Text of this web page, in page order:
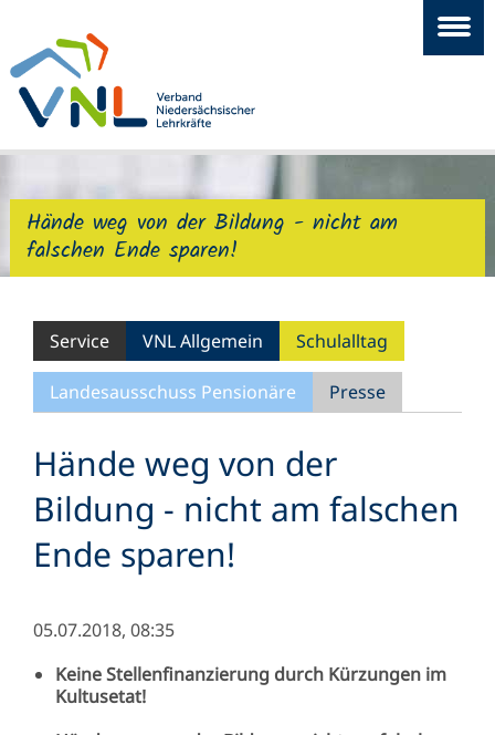
Hände weg von der Bildung - nicht am
falschen Ende sparen!
Service VNL Allgemein Schulalltag
Landesausschuss Pensionäre Presse
Hände weg von der
Bildung - nicht am falschen
Ende sparen!
05.07.2018, 08:35
Keine Stellenfinanzierung durch Kürzungen im
Kultusetat!